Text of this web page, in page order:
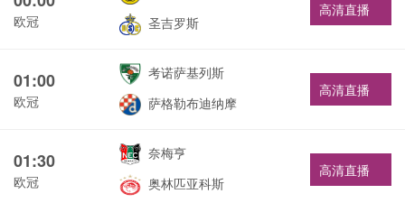
欧冠
圣吉罗斯
高清直播
01:00
欧冠
考诺萨基列斯
萨格勒布迪纳摩
高清直播
01:30
欧冠
奈梅亨
奥林匹亚科斯
高清直播